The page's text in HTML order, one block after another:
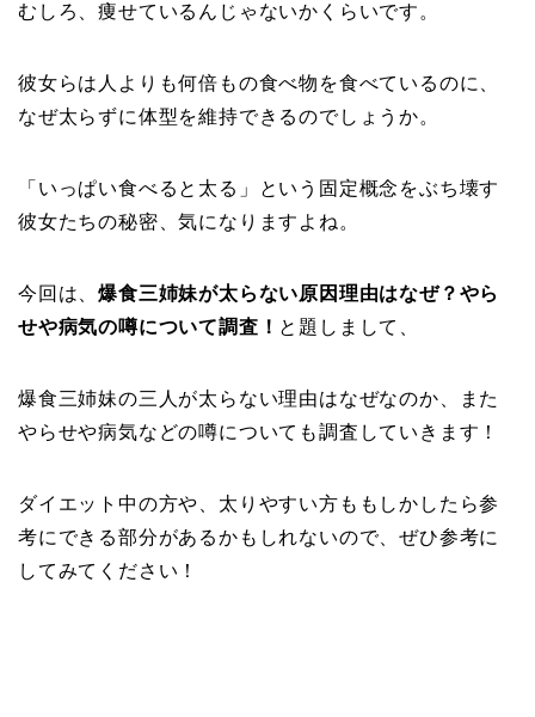
むしろ、痩せているんじゃないかくらいです。
彼女らは人よりも何倍もの食べ物を食べているのに、
なぜ太らずに体型を維持できるのでしょうか。
「いっぱい食べると太る」という固定概念をぶち壊す
彼女たちの秘密、気になりますよね。
今回は、爆食三姉妹が太らない原因理由はなぜ？やら
せや病気の噂について調査！ と題しまして、
爆食三姉妹の三人が太らない理由はなぜなのか、また
やらせや病気などの噂についても調査していきます！
ダイエット中の方や、太りやすい方ももしかしたら参
考にできる部分があるかもしれないので、ぜひ参考に
してみてください！